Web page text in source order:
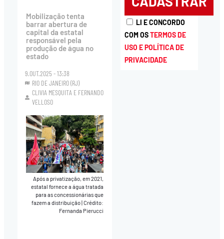
Mobilização tenta
barrar abertura de
capital da estatal
responsável pela
produção de água no
estado
9.OUT.2025 - 13:38
RIO DE JANEIRO (RJ)
CLIVIA MESQUITA E FERNANDO
VELLOSO
Após a privatização, em 2021,
estatal fornece a água tratada
para as concessionárias que
fazem a distribuição Crédito:
Fernanda Pierucci
LI E CONCORDO
COM OSTERMOS DE
USO E POLÍTICA DE
PRIVACIDADE